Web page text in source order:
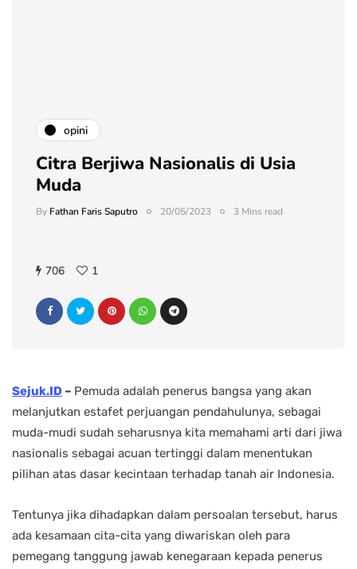
opini
Citra Berjiwa Nasionalis di Usia
Muda
By Fathan Faris Saputro 20/05/2023 3 Mins read
706 1
Sejuk.ID – Pemuda adalah penerus bangsa yang akan
melanjutkan estafet perjuangan pendahulunya, sebagai
muda-mudi sudah seharusnya kita memahami arti dari jiwa
nasionalis sebagai acuan tertinggi dalam menentukan
pilihan atas dasar kecintaan terhadap tanah air Indonesia.
Tentunya jika dihadapkan dalam persoalan tersebut, harus
ada kesamaan cita-cita yang diwariskan oleh para
pemegang tanggung jawab kenegaraan kepada penerus